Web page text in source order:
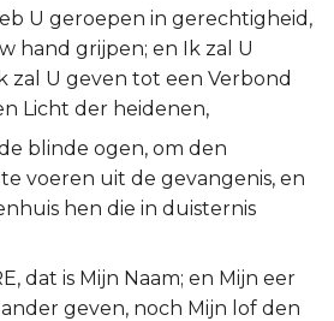
U geroepen in gerechtigheid,
hand grijpen; en Ik zal U
zal U geven tot een Verbond
Licht der heidenen,
blinde ogen, om den
voeren uit de gevangenis, en
hen die in duisternis
dat is Mijn Naam; en Mijn eer
geven, noch Mijn lof den